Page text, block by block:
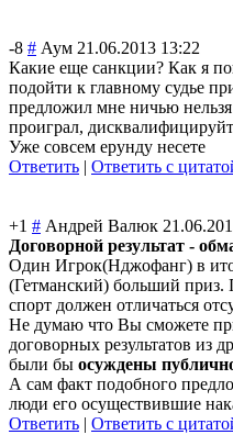
-8 # Аум 21.06.2013 13:22
Какие еще санкции? Как я
подойти к главному судье
предложил мне ничью нельзя
проиграл, дисквалифицируй
Уже совсем ерунду несете
Ответить | Ответить с
+1 # Андрей Валюк
Договорной результат -
Один Игрок(Нджофанг) в
(Гетманский) больший
спорт должен отличаться
Не думаю что Вы сможете
договорных результатов из
были бы осуждены
А сам факт подобного
люди его осуществившие
Ответить | Ответить с